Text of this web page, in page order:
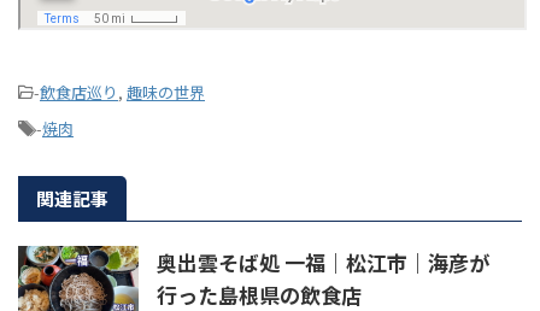
-飲食店巡り , 趣味の世界
-焼肉
関連記事
奥出雲そば処 一福｜松江市｜海彦が
行った島根県の飲食店